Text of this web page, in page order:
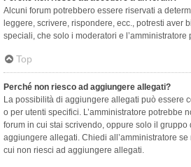
Alcuni forum potrebbero essere riservati a
leggere, scrivere, rispondere, ecc., potresti aver
speciali, che solo i moderatori e l’amministratore
Top
Perché non riesco ad aggiungere allegati?
La possibilità di aggiungere allegati può essere
o per utenti specifici. L’amministratore potrebbe
forum in cui stai scrivendo, oppure solo il
aggiungere allegati. Chiedi all’amministratore
cui non riesci ad aggiungere allegati.